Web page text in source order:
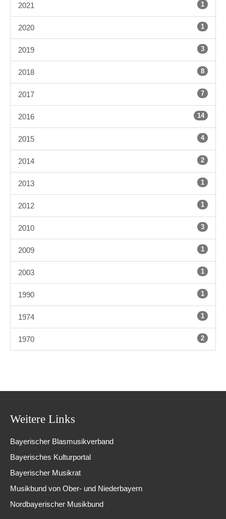
2021 1
2020 1
2019 3
2018 8
2017 7
2016 14
2015 4
2014 2
2013 1
2012 1
2010 3
2009 1
2003 1
1990 1
1974 1
1970 2
Weitere Links
Bayerischer Blasmusikverband
Bayerisches Kulturportal
Bayerischer Musikrat
Musikbund von Ober- und Niederbayern
Nordbayerischer Musikbund